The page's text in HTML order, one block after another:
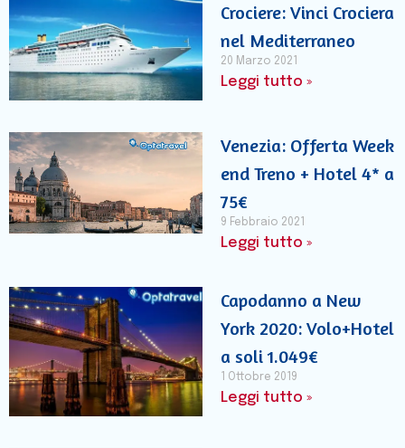
Crociere: Vinci Crociera
nel Mediterraneo
20 Marzo 2021
Leggi tutto »
Venezia: Offerta Week
end Treno + Hotel 4* a
75€
9 Febbraio 2021
Leggi tutto »
Capodanno a New
York 2020: Volo+Hotel
a soli 1.049€
1 Ottobre 2019
Leggi tutto »